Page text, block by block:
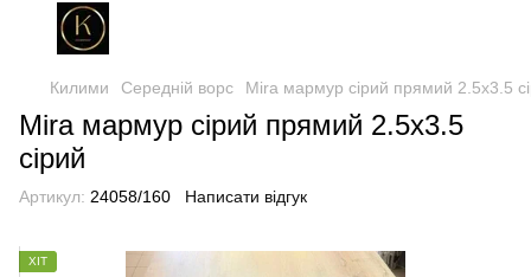
Килими Середній ворс Mira мармур сірий прямий 2.5х3.5
Mira мармур сірий прямий 2.5х3.5
сірий
Артикул: 24058/160 Написати відгук
ХІТ